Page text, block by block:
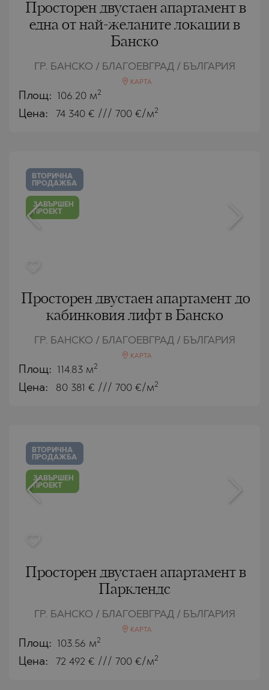
Просторен двустаен апартамент в
една от най-желаните локации в
Банско
ГР. БАНСКО / БЛАГОЕВГРАД / БЪЛГАРИЯ
КАРТА
Площ: 106.20 м2
Цена: 74 340 € /// 700 €/м2
ВТОРИЧНА
ПРОДАЖБА
ЗАВЪРШЕН
ПРОЕКТ
Просторен двустаен апартамент до
кабинковия лифт в Банско
ГР. БАНСКО / БЛАГОЕВГРАД / БЪЛГАРИЯ
КАРТА
Площ: 114.83 м2
Цена: 80 381 € /// 700 €/м2
ВТОРИЧНА
ПРОДАЖБА
ЗАВЪРШЕН
ПРОЕКТ
Просторен двустаен апартамент в
Парклендс
ГР. БАНСКО / БЛАГОЕВГРАД / БЪЛГАРИЯ
КАРТА
Площ: 103.56 м2
Цена: 72 492 € /// 700 €/м2